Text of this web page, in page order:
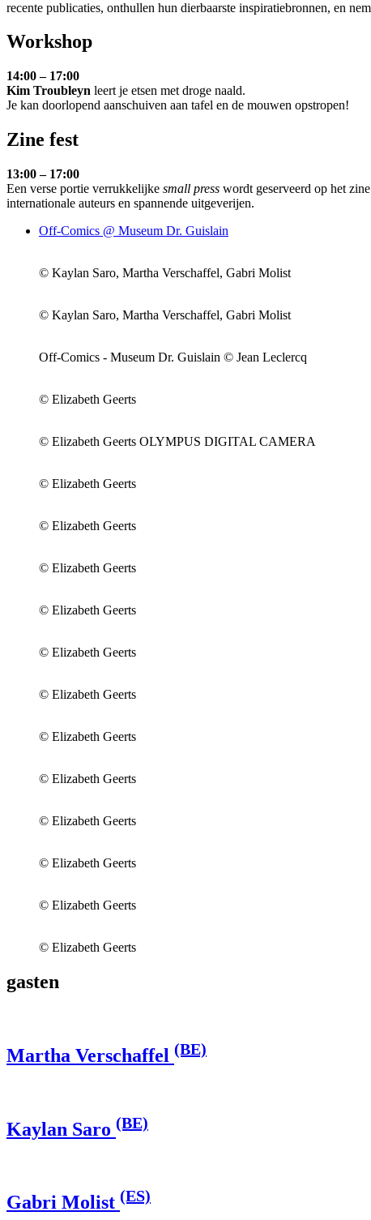
recente publicaties, onthullen hun dierbaarste inspiratiebronnen, en
Workshop
14:00 – 17:00
Kim Troubleyn leert je etsen met droge naald.
Je kan doorlopend aanschuiven aan tafel en de mouwen opstropen!
Zine fest
13:00 – 17:00
Een verse portie verrukkelijke small press wordt geserveerd op het
internationale auteurs en spannende uitgeverijen.
Off-Comics @ Museum Dr. Guislain
© Kaylan Saro, Martha Verschaffel, Gabri Molist
© Kaylan Saro, Martha Verschaffel, Gabri Molist
Off-Comics - Museum Dr. Guislain © Jean Leclercq
© Elizabeth Geerts
© Elizabeth Geerts OLYMPUS DIGITAL CAMERA
© Elizabeth Geerts
© Elizabeth Geerts
© Elizabeth Geerts
© Elizabeth Geerts
© Elizabeth Geerts
© Elizabeth Geerts
© Elizabeth Geerts
© Elizabeth Geerts
© Elizabeth Geerts
© Elizabeth Geerts
© Elizabeth Geerts
© Elizabeth Geerts
gasten
Martha Verschaffel (BE)
Kaylan Saro (BE)
Gabri Molist (ES)